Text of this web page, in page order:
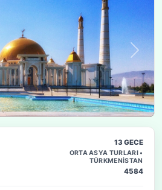
13 GECE
ORTA ASYA TURLARI •
TÜRKMENİSTAN
4584